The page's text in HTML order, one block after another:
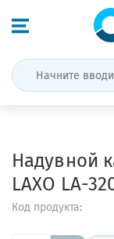
Надувной
LAXO LA-
Код продукта: